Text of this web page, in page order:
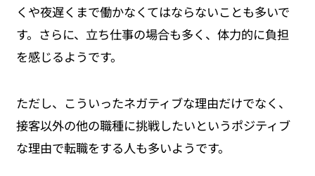
くや夜遅くまで働かなくてはならないことも多いで
す。さらに、立ち仕事の場合も多く、体力的に負担
を感じるようです。
ただし、こういったネガティブな理由だけでなく、
接客以外の他の職種に挑戦したいというポジティブ
な理由で転職をする人も多いようです。